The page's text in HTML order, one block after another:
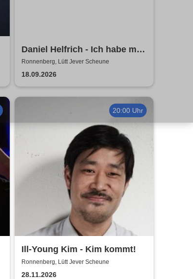
Daniel Helfrich - Ich habe mir
gerade noch gefehlt
Ronnenberg, Lütt Jever Scheune
18.09.2026
20:00 Uhr
Ill-Young Kim - Kim kommt!
Ronnenberg, Lütt Jever Scheune
28.11.2026